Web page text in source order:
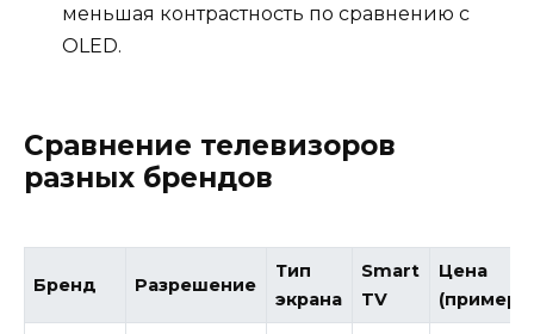
меньшая контрастность по сравнению с
OLED.
Сравнение телевизоров
разных брендов
Бренд Разрешение
Тип
экрана
Smart
TV
Цена